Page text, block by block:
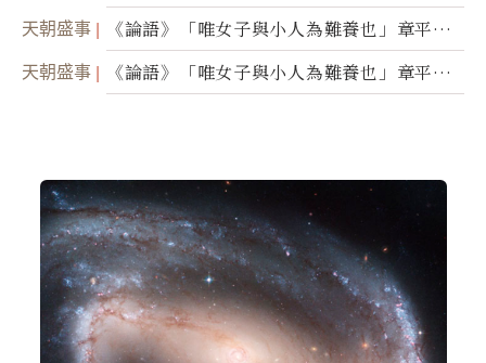
（三）
天朝盛事
《論語》「唯女子與小人為難養也」章平議
（二）
天朝盛事
《論語》「唯女子與小人為難養也」章平議
（一）